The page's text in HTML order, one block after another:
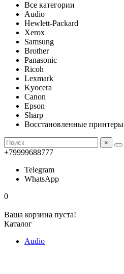
Все категории
Audio
Hewlett-Packard
Xerox
Samsung
Brother
Panasonic
Ricoh
Lexmark
Kyocera
Canon
Epson
Sharp
Восстановленные принтеры
×
+79999688777
Telegram
WhatsApp
0
Ваша корзина пуста!
Каталог
Audio